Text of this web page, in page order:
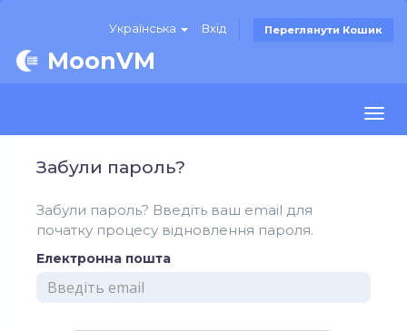
Українська Вхід Переглянути Кошик
MoonVM
Забули пароль?
Забули пароль? Введіть ваш email для
початку процесу відновлення пароля.
Електронна пошта